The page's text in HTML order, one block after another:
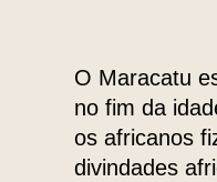
O Maracatu
no fim da
os africanos
divindades